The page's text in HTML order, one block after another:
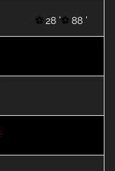
88 '
28 '